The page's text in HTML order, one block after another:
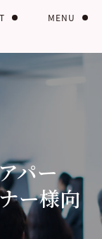
MENU
パー
ー様向